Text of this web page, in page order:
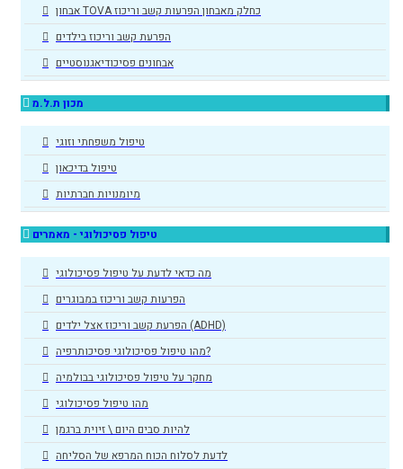
אבחון TOVA כחלק מאבחון הפרעות קשב וריכוז
הפרעת קשב וריכוז בילדים
אבחונים פסיכודיאגנוסטיים
מכון ת.ל.מ
טיפול משפחתי וזוגי
טיפול בדיכאון
מיומנויות חברתיות
טיפול פסיכולוגי - מאמרים
מה כדאי לדעת על טיפול פסיכולוגי
הפרעות קשב וריכוז במבוגרים
הפרעת קשב וריכוז אצל ילדים (ADHD)
מהו טיפול פסיכולוגי פסיכותרפיה?
מחקר על טיפול פסיכולוגי בבולמיה
מהו טיפול פסיכולוגי
להיות סבים היום \ זיוית ברגמן
לדעת לסלוח הכוח המרפא של הסליחה